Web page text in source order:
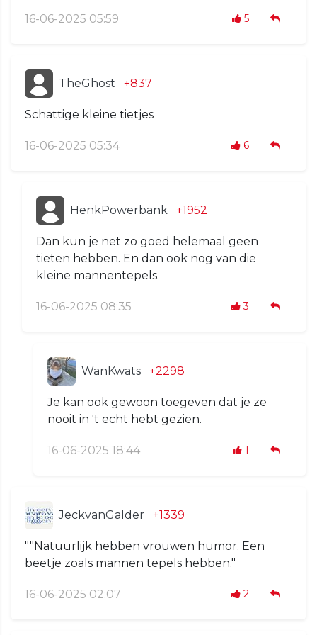
16-06-2025 05:59 5
TheGhost +837
Schattige kleine tietjes
16-06-2025 05:34 6
HenkPowerbank +1952
Dan kun je net zo goed helemaal geen
tieten hebben. En dan ook nog van die
kleine mannentepels.
16-06-2025 08:35 3
WanKwats +2298
Je kan ook gewoon toegeven dat je ze
nooit in 't echt hebt gezien.
16-06-2025 18:44 1
JeckvanGalder +1339
""Natuurlijk hebben vrouwen humor. Een
beetje zoals mannen tepels hebben."
16-06-2025 02:07 2